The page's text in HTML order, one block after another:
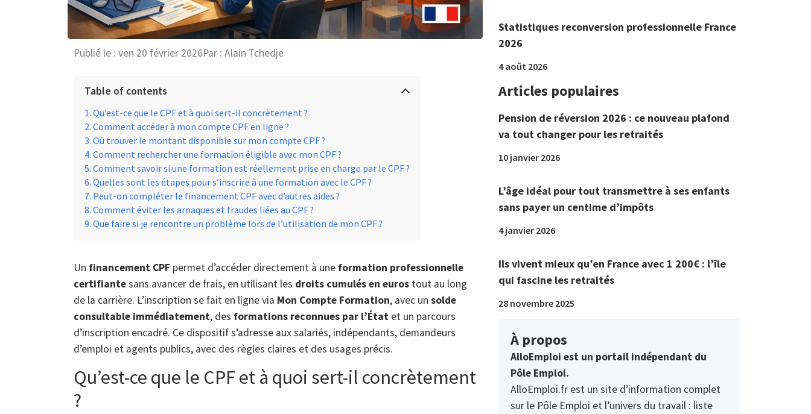
Publié le : ven 20 février 2026Par : Alain Tchedje
Table of contents
Qu’est-ce que le CPF et à quoi sert-il concrètement ?
Comment accéder à mon compte CPF en ligne ?
Où trouver le montant disponible sur mon compte CPF ?
Comment rechercher une formation éligible avec mon CPF ?
Comment savoir si une formation est réellement prise en charge par le CPF ?
Quelles sont les étapes pour s’inscrire à une formation avec le CPF ?
Peut-on compléter le financement CPF avec d’autres aides ?
Comment éviter les arnaques et fraudes liées au CPF ?
Que faire si je rencontre un problème lors de l’utilisation de mon CPF ?
Un financement CPF permet d’accéder directement à une formation professionnelle
certifiantesans avancer de frais, en utilisant les droits cumulés en euros tout au long
de la carrière. L’inscription se fait en ligne via Mon Compte Formation, avec un solde
consultable immédiatement, des formations reconnues par l’État et un parcours
d’inscription encadré. Ce dispositif s’adresse aux salariés, indépendants, demandeurs
d’emploi et agents publics, avec des règles claires et des usages précis.
Qu’est-ce que le CPF et à quoi sert-il concrètement
?
Statistiques reconversion professionnelle France
2026
4 août 2026
Articles populaires
Pension de réversion 2026 : ce nouveau plafond
va tout changer pour les retraités
10 janvier 2026
L’âge idéal pour tout transmettre à ses enfants
sans payer un centime d’impôts
4 janvier 2026
Ils vivent mieux qu’en France avec 1 200€ : l’île
qui fascine les retraités
28 novembre 2025
À propos
AlloEmploi est un portail indépendant du
Pôle Emploi.
AlloEmploi.fr est un site d’information complet
sur le Pôle Emploi et l’univers du travail : liste